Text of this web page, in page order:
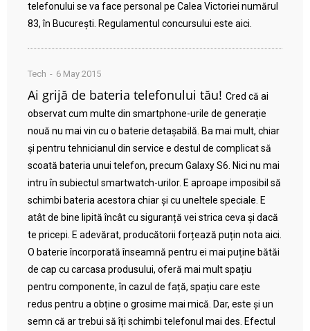
telefonului se va face personal pe Calea Victoriei numărul
83, în București. Regulamentul concursului este aici.
Tech 6 May 2015
Ai grijă de bateria telefonului tău! Cred că ai
observat cum multe din smartphone-urile de generație
nouă nu mai vin cu o baterie detașabilă. Ba mai mult, chiar
și pentru tehnicianul din service e destul de complicat să
scoată bateria unui telefon, precum Galaxy S6. Nici nu mai
intru în subiectul smartwatch-urilor. E aproape imposibil să
schimbi bateria acestora chiar și cu uneltele speciale. E
atât de bine lipită încât cu siguranță vei strica ceva și dacă
te pricepi. E adevărat, producătorii forțează puțin nota aici.
O baterie încorporată înseamnă pentru ei mai puține bătăi
de cap cu carcasa produsului, oferă mai mult spațiu
pentru componente, în cazul de față, spațiu care este
redus pentru a obține o grosime mai mică. Dar, este și un
semn că ar trebui să îți schimbi telefonul mai des. Efectul